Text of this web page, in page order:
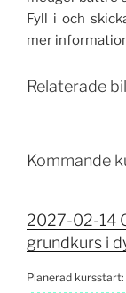
Fyll i och
mer
Relaterade
Kommande
2027-02-14
grundkurs i
Planerad